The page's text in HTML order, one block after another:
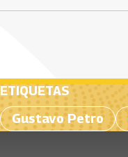
ETIQUETAS
Gustavo Petro